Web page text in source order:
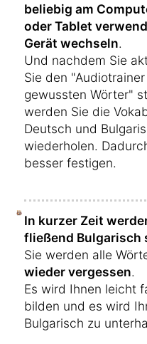
beliebig am
oder Tablet
Gerät wechseln.
Und nachdem Sie
Sie den
gewussten Wörter"
werden Sie die
Deutsch und
wiederholen.
besser festigen.
In kurzer Zeit
fließend Bulgarisch
Sie werden alle
wieder vergessen.
Es wird Ihnen leicht
bilden und es wird
Bulgarisch zu